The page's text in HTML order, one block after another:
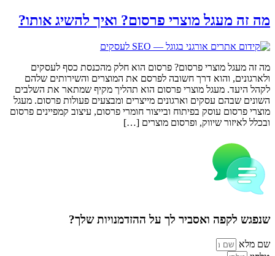
מה זה מעגל מוצרי פרסום? ואיך להשיג אותו?
מה זה מעגל מוצרי פרסום? פרסום הוא חלק מהכנסת כסף לעסקים
ולארגונים, והוא דרך חשובה לפרסם את המוצרים והשירותים שלהם
לקהל היעד. מעגל מוצרי פרסום הוא תהליך מקיף שמתאר את השלבים
השונים שבהם עסקים וארגונים מייצרים ומבצעים פעולות פרסום. מעגל
מוצרי פרסום עוסק בפיתוח ובייצור חומרי פרסום, עיצוב קמפיינים פרסום
ובכלל לאיזור שיווק, ופרסום מוצרים […]
שנפגש לקפה ואסביר לך על ההזדמנויות שלך?
שם מלא